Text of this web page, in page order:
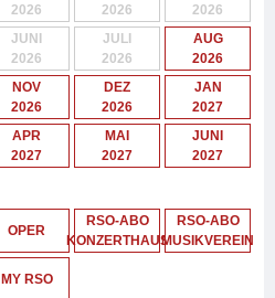
2026
2026
2026
JUNI
2026
JULI
2026
AUG
2026
NOV
2026
DEZ
2026
JAN
2027
APR
2027
MAI
2027
JUNI
2027
OPER
RSO-ABO
KONZERTHAUS
RSO-ABO
MUSIKVEREIN
MY RSO